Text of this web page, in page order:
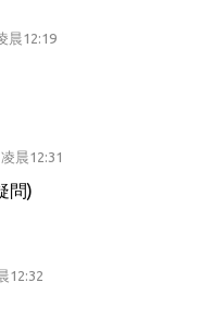
晨12:19
晨12:31
問)
12:32